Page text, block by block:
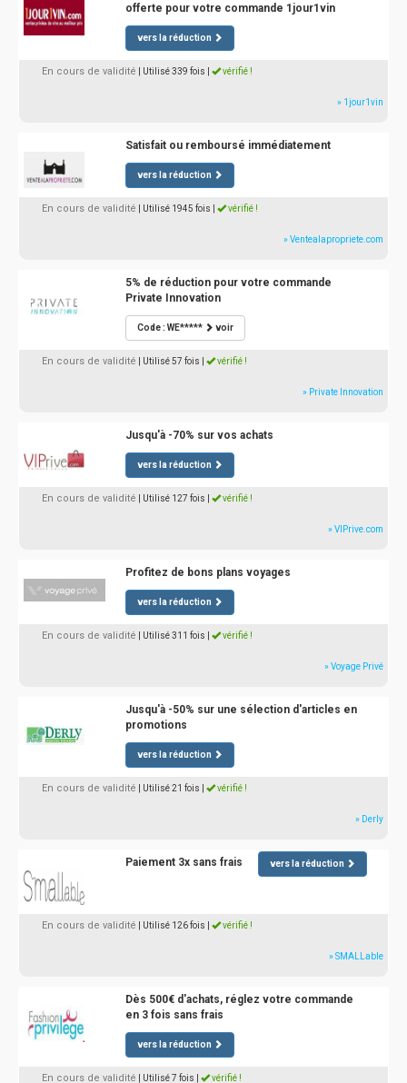
offerte pour votre commande 1jour1vin
vers la réduction
En cours de validité | Utilisé 339 fois vérifié !
» 1jour1vin
Satisfait ou remboursé immédiatement
vers la réduction
En cours de validité | Utilisé 1945 fois vérifié !
» Ventealapropriete.com
5% de réduction pour votre commande
Private Innovation
Code : WE***** voir
En cours de validité | Utilisé 57 fois vérifié !
» Private Innovation
Jusqu'à -70% sur vos achats
vers la réduction
En cours de validité | Utilisé 127 fois vérifié !
» VIPrive.com
Profitez de bons plans voyages
vers la réduction
En cours de validité | Utilisé 311 fois vérifié !
» Voyage Privé
Jusqu'à -50% sur une sélection d'articles en
promotions
vers la réduction
En cours de validité | Utilisé 21 fois vérifié !
» Derly
Paiement 3x sans frais vers la réduction
En cours de validité | Utilisé 126 fois vérifié !
» SMALLable
Dès 500€ d'achats, réglez votre commande
en 3 fois sans frais
vers la réduction
En cours de validité | Utilisé 7 fois vérifié !